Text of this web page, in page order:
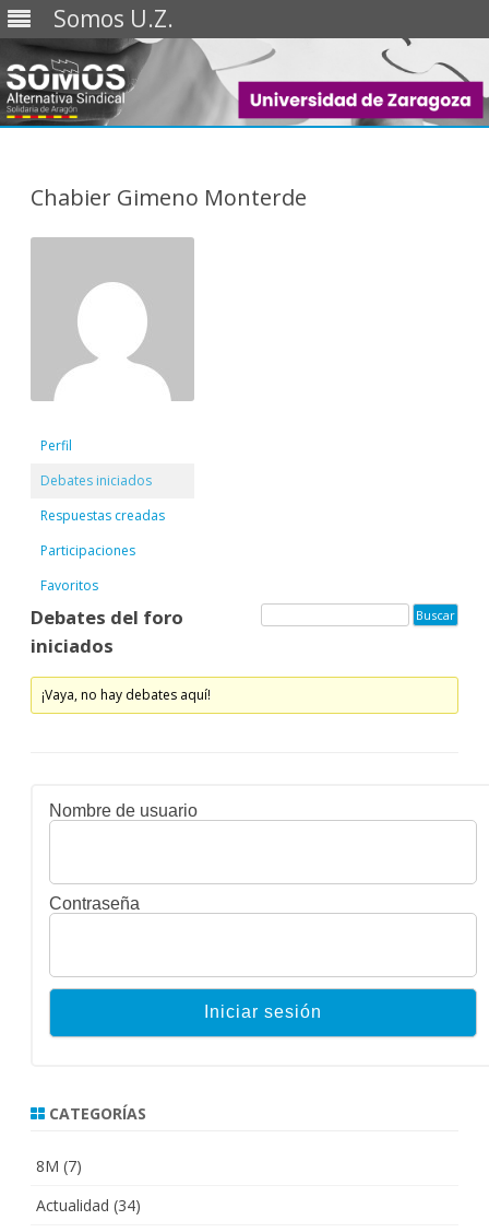
Somos U.Z.
Saltar
Chabier Gimeno Monterde
Perfil
Debates iniciados
Respuestas creadas
Participaciones
Favoritos
Debates del foro
iniciados
¡Vaya, no hay debates aquí!
Nombre de usuario
Contraseña
CATEGORÍAS
8M (7)
Actualidad (34)